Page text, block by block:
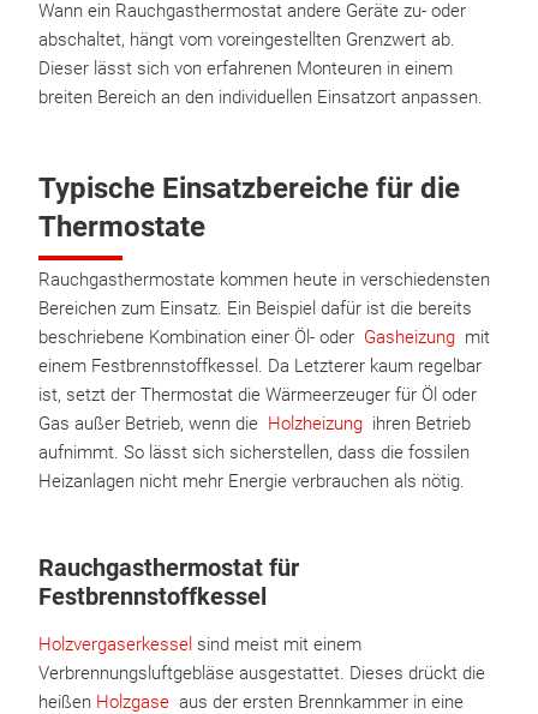
Wann ein Rauchgasthermostat andere Geräte zu- oder
abschaltet, hängt vom voreingestellten Grenzwert ab.
Dieser lässt sich von erfahrenen Monteuren in einem
breiten Bereich an den individuellen Einsatzort anpassen.
Typische Einsatzbereiche für die
Thermostate
Rauchgasthermostate kommen heute in verschiedensten
Bereichen zum Einsatz. Ein Beispiel dafür ist die bereits
beschriebene Kombination einer Öl- oder Gasheizung mit
einem Festbrennstoffkessel. Da Letzterer kaum regelbar
ist, setzt der Thermostat die Wärmeerzeuger für Öl oder
Gas außer Betrieb, wenn die Holzheizung ihren Betrieb
aufnimmt. So lässt sich sicherstellen, dass die fossilen
Heizanlagen nicht mehr Energie verbrauchen als nötig.
Rauchgasthermostat für
Festbrennstoffkessel
Holzvergaserkessel sind meist mit einem
Verbrennungsluftgebläse ausgestattet. Dieses drückt die
heißen Holzgase aus der ersten Brennkammer in eine